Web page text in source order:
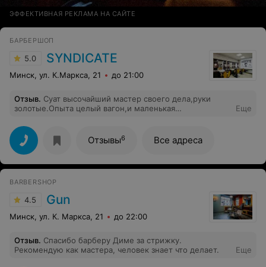
ЭФФЕКТИВНАЯ РЕКЛАМА НА САЙТЕ
БАРБЕРШОП
5.0 SYNDICATE
Минск, ул. К.Маркса, 21 до 21:00
Отзыв. Суат высочайший мастер своего дела,руки
золотые.Опыта целый вагон,и маленькая
делает.Очень доволен стрижкой,буду ходить уже
постоянно к ним,и всем советую,останетесь
довольны!
Еще
Отзывы6 Все адреса
BARBERSHOP
4.5 Gun
Минск, ул. К. Маркса, 21 до 22:00
Отзыв. Спасибо барберу Диме за стрижку.
Рекомендую как мастера, человек знает что делает.
Еще